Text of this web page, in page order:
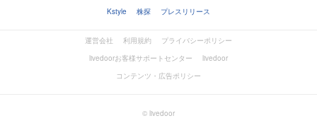
Kstyle
株探 プレスリリース
運営会社 利用規約
プライバシーポリシー
livedoorお客様サポートセンター
livedoor
コンテンツ・広告ポリシー
© livedoor